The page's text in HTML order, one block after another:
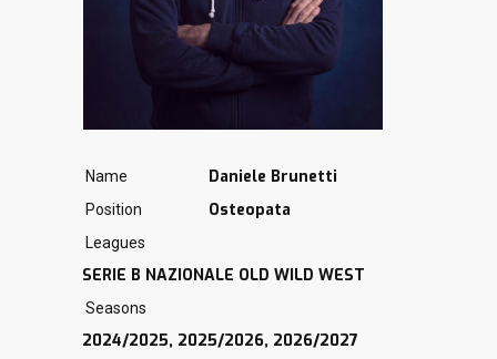
Name Daniele Brunetti
Position Osteopata
Leagues
SERIE B NAZIONALE OLD WILD WEST
Seasons
2024/2025, 2025/2026, 2026/2027